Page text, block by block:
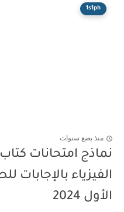
1s1ph
منذ بضع سنوات
نماذج امتحانات
الفيزياء بالإجابات
الأول 2024